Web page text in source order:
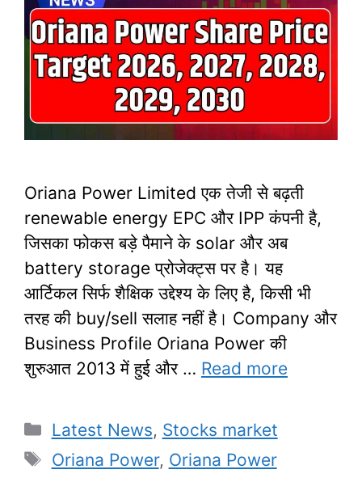
Oriana Power Limited एक तेजी से बढ़ती
renewable energy EPC और IPP कंपनी है,
जिसका फोकस बड़े पैमाने के solar और अब
battery storage प्रोजेक्ट्स पर है। यह
आर्टिकल सिर्फ शैक्षिक उद्देश्य के लिए है, किसी भी
तरह की buy/sell सलाह नहीं है।​ Company और
Business Profile Oriana Power की
शुरुआत 2013 में हुई और … Read more
Categories
Latest News, Stocks market
Tags
Oriana Power, Oriana Power